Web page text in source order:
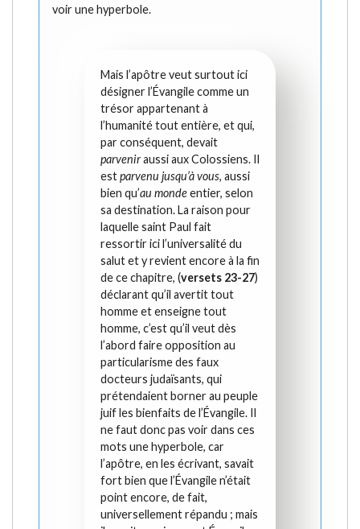
voir une hyperbole.
Mais l’apôtre veut surtout ici
désigner l’Évangile comme un
trésor appartenant à
l’humanité tout entière, et qui,
par conséquent, devait
parveniraussi aux Colossiens. Il
estparvenu jusqu’à vous, aussi
bien qu’au mondeentier, selon
sa destination. La raison pour
laquelle saint Paul fait
ressortir ici l’universalité du
salut et y revient encore à la fin
de ce chapitre, (versets 23-27)
déclarant qu’il avertit tout
homme et enseigne tout
homme, c’est qu’il veut dès
l’abord faire opposition au
particularisme des faux
docteurs judaïsants, qui
prétendaient borner au peuple
juif les bienfaits de l’Évangile. Il
ne faut donc pas voir dans ces
mots une hyperbole, car
l’apôtre, en les écrivant, savait
fort bien que l’Évangile n’était
point encore, de fait,
universellement répandu ; mais